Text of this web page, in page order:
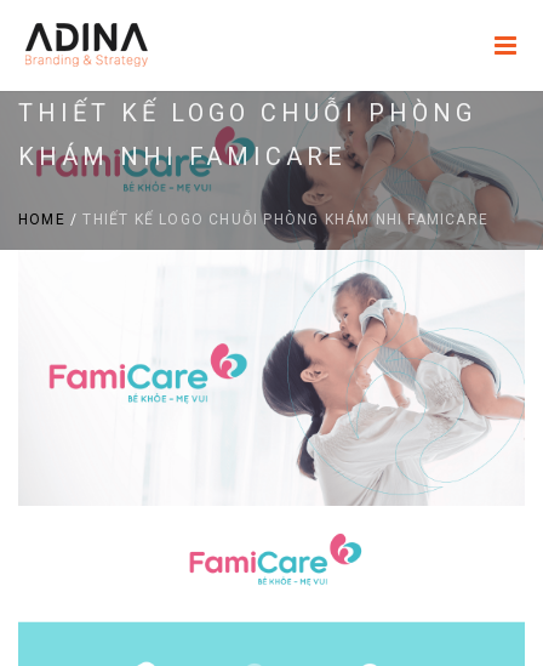
THIẾT KẾ LOGO CHUỖI PHÒNG
KHÁM NHI FAMICARE
HOME /THIẾT KẾ LOGO CHUỖI PHÒNG KHÁM NHI FAMICARE